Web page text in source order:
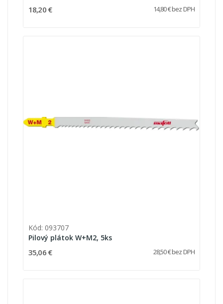
18,20 € 14,80 € bez DPH
Kód: 093707
Pilový plátok W+M2, 5ks
35,06 € 28,50 € bez DPH